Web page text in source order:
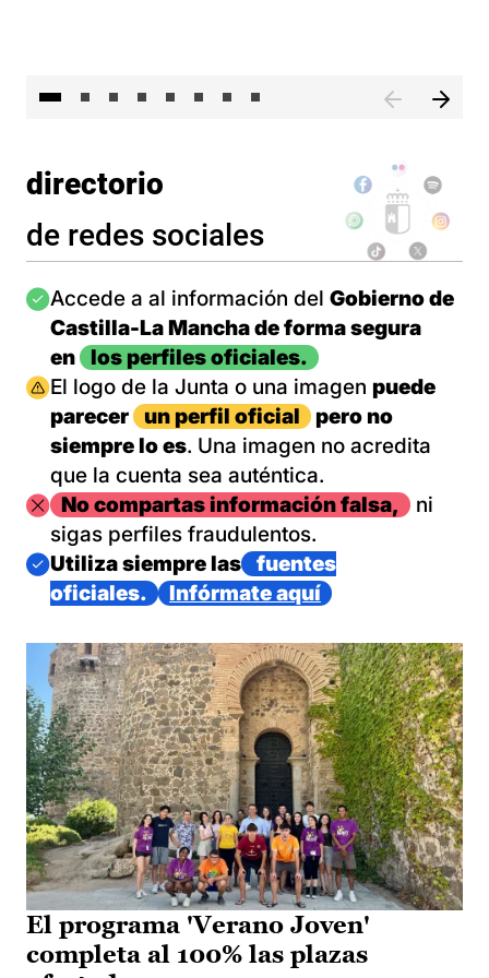
directorio
de redes sociales
Imagen
Accede a al información del Gobierno de
Castilla-La Mancha de forma segura
en
los perfiles oficiales.
Imagen
El logo de la Junta o una imagen puede
parecer
un perfil oficial
pero no
siempre lo es. Una imagen no acredita
que la cuenta sea auténtica.
ImagenNo compartas información falsa,
ni
sigas perfiles fraudulentos.
Imagen
Utiliza siempre las
fuentes
oficiales.
Infórmate aquí
El programa 'Verano Joven'
completa al 100% las plazas